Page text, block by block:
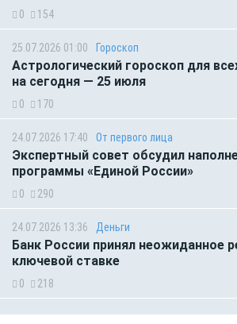
0 154
25.07.2026 01:00 Гороскоп
Астрологический гороскоп для
на сегодня — 25 июля
0 170
24.07.2026 17:40 От первого лица
Экспертный совет обсудил
программы «Единой России»
0 290
24.07.2026 13:36 Деньги
Банк России принял неожиданное
ключевой ставке
0 218